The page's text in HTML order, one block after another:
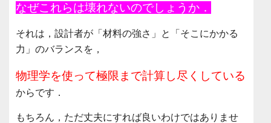
なぜこれらは壊れないのでしょうか．
それは，設計者が「材料の強さ」と「そこにかかる
力」のバランスを，
物理学を使って極限まで計算し尽くしている
からです．
もちろん，ただ丈夫にすれば良いわけではありませ